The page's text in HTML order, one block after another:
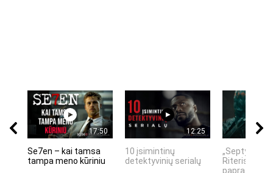
17:50
Se7en – kai tamsa
tampa meno kūriniu
12:25
10 įsimintinų
detektyvinių serialų
„Septynių
Riteris" – kai